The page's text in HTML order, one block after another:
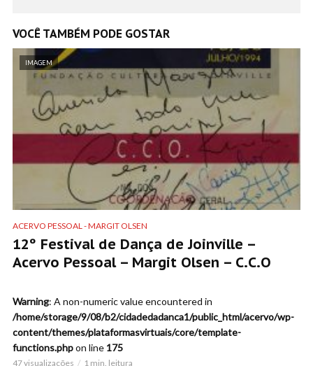
VOCÊ TAMBÉM PODE GOSTAR
IMAGEM
ACERVO PESSOAL - MARGIT OLSEN
12º Festival de Dança de Joinville –
Acervo Pessoal – Margit Olsen – C.C.O
Warning: A non-numeric value encountered in
/home/storage/9/08/b2/cidadedadanca1/public_html/acervo/wp-
content/themes/plataformasvirtuais/core/template-
functions.phpon line 175
47 visualizações 1 min. leitura